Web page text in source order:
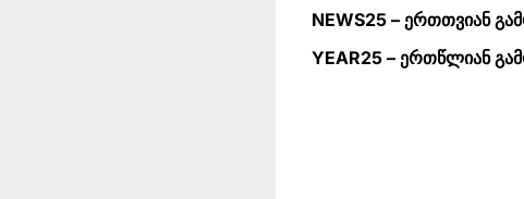
NEWS25 – ერთთვიან
YEAR25 – ერთწლიან